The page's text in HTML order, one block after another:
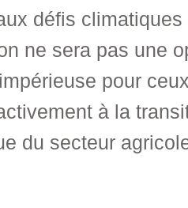
défis
ne sera pas une
pour
à la
du secteur